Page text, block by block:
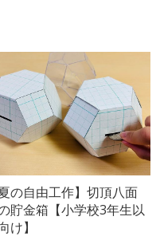
夏の自由工作】切頂八面
貯金箱【小学校3年生以
け】